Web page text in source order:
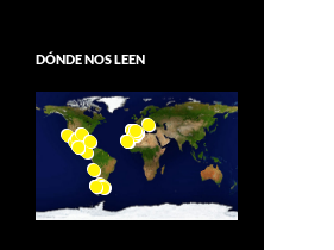
DÓNDE NOS LEEN